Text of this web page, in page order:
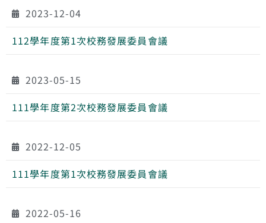
2023-12-04
112學年度第1次校務發展委員會議
2023-05-15
111學年度第2次校務發展委員會議
2022-12-05
111學年度第1次校務發展委員會議
2022-05-16